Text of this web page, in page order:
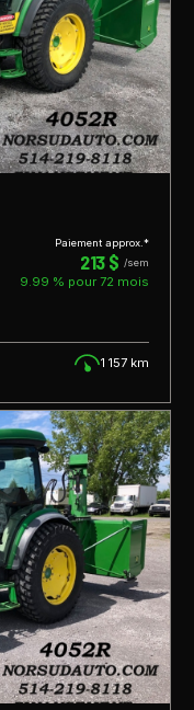
Paiement approx.*
213 $ /sem
9.99 % pour 72 mois
1 157 km